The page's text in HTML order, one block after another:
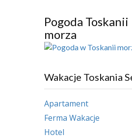
Pogoda Toskanii
morza
Wakacje Toskania
Apartament
Ferma Wakacje
Hotel